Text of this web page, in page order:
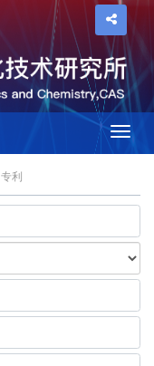
专利